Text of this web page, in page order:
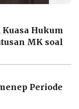
Hukum
MK soal
Periode